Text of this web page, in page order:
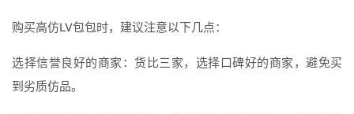
购买高仿LV包包时，建议注意以下几点：
选择信誉良好的商家：货比三家，选择口碑好的商家，避免买
到劣质仿品。